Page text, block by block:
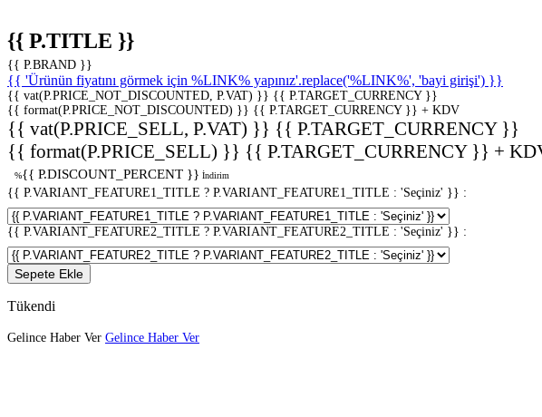
{{ P.TITLE }}
{{ P.BRAND }}
{{ 'Ürünün fiyatını görmek için %LINK% yapınız'.replace('%LINK%', 'bayi girişi') }}
{{ vat(P.PRICE_NOT_DISCOUNTED, P.VAT) }} {{ P.TARGET_CURRENCY }}
{{ format(P.PRICE_NOT_DISCOUNTED) }} {{ P.TARGET_CURRENCY }} + KDV
{{ vat(P.PRICE_SELL, P.VAT) }} {{ P.TARGET_CURRENCY }}
{{ format(P.PRICE_SELL) }} {{ P.TARGET_CURRENCY }} +
%{{ P.DISCOUNT_PERCENT }} İndirim
{{ P.VARIANT_FEATURE1_TITLE ? P.VARIANT_FEATURE1_TITLE : 'Seçiniz' }} :
{{ P.VARIANT_FEATURE2_TITLE ? P.VARIANT_FEATURE2_TITLE : 'Seçiniz' }} :
Sepete Ekle
Tükendi
Gelince Haber Ver Gelince Haber Ver